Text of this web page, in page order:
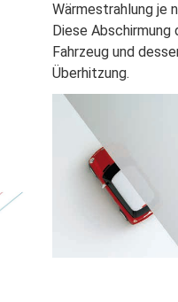
Wärmestrahlung je
Diese Abschirmung
Fahrzeug und
Überhitzung.